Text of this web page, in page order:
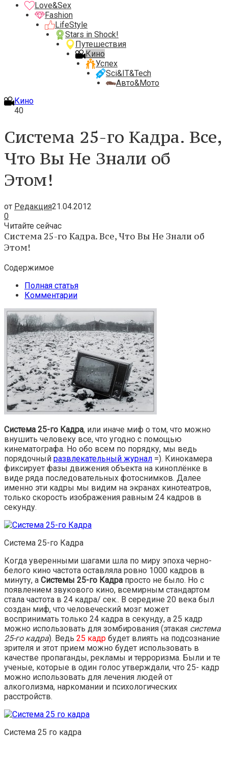
Love&Sex
Fashion
LifeStyle
Stars in Shock!
Путешествия
Кино
Успех
Sci&IT&Tech
Авто&Мото
Кино
40
Система 25-го Кадра. Все,
Что Вы Не Знали об
Этом!
от Редакция21.04.2012
0
Читайте сейчас
Система 25-го Кадра. Все, Что Вы Не Знали об
Этом!
Содержимое
Полная статья
Комментарии
Система 25-го Кадра, или иначе миф о том, что можно
внушить человеку все, что угодно с помощью
кинематографа. Но обо всем по порядку, мы ведь
порядочный развлекательный журнал =). Кинокамера
фиксирует фазы движения объекта на киноплёнке в
виде ряда последовательных фотоснимков. Далее
именно эти кадры мы видим на экранах кинотеатров,
только скорость изображения равным 24 кадров в
секунду.
Система 25-го Кадра
Когда уверенными шагами шла по миру эпоха черно-
белого кино частота оставляла ровно 1000 кадров в
минуту, а Системы 25-го Кадра просто не было. Но с
появлением звукового кино, всемирным стандартом
стала частота в 24 кадра/ сек.. В середине 20 века был
создан миф, что человеческий мозг может
воспринимать только 24 кадра в секунду, а 25 кадр
можно использовать для зомбирования (этакая система
25-го кадра). Ведь 25 кадр будет влиять на подсознание
зрителя и этот прием можно будет использовать в
качестве пропаганды, рекламы и терроризма. Были и те
ученые, которые в один голос утверждали, что 25- кадр
можно использовать для лечения людей от
алкоголизма, наркомании и психологических
расстройств.
Система 25 го кадра